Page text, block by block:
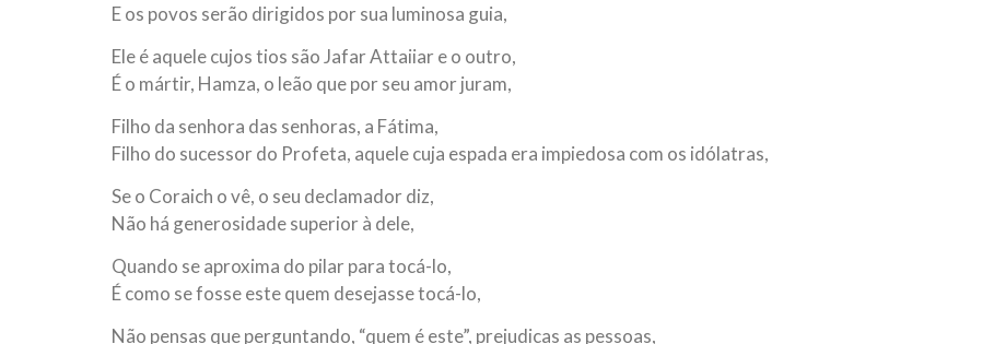
E os povos serão dirigidos por sua luminosa guia,
Ele é aquele cujos tios são Jafar Attaiiar e o outro,
É o mártir, Hamza, o leão que por seu amor juram,
Filho da senhora das senhoras, a Fátima,
Filho do sucessor do Profeta, aquele cuja espada era impiedosa com os idólatras,
Se o Coraich o vê, o seu declamador diz,
Não há generosidade superior à dele,
Quando se aproxima do pilar para tocá-lo,
É como se fosse este quem desejasse tocá-lo,
Não pensas que perguntando, “quem é este”, prejudicas as pessoas,